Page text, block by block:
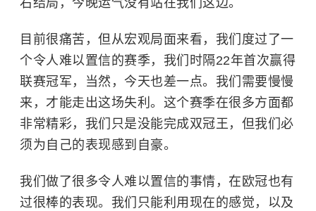
右结局，今晚运气没有站在我们这边。
目前很痛苦，但从宏观局面来看，我们度过了一
个令人难以置信的赛季，我们时隔22年首次赢得
联赛冠军，当然，今天也差一点。我们需要慢慢
来，才能走出这场失利。这个赛季在很多方面都
非常精彩，我们只是没能完成双冠王，但我们必
须为自己的表现感到自豪。
我们做了很多令人难以置信的事情，在欧冠也有
过很棒的表现。我们只能利用现在的感觉，以及